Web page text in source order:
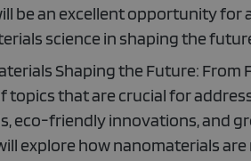
be an excellent opportunity
science in shaping the
Shaping the Future: From
topics that are crucial for
eco-friendly innovations, and
explore how nanomaterials